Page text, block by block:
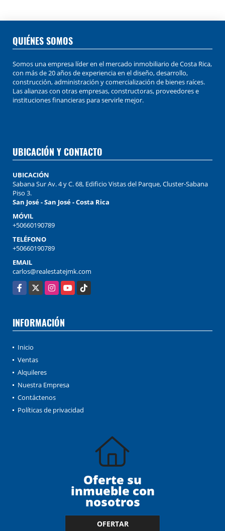
QUIÉNES SOMOS
Somos una empresa líder en el mercado inmobiliario de Costa Rica,
con más de 20 años de experiencia en el diseño, desarrollo,
construcción, administración y comercialización de bienes raíces.
Las alianzas con otras empresas, constructoras, proveedores e
instituciones financieras para servirle mejor.
UBICACIÓN Y CONTACTO
UBICACIÓN
Sabana Sur Av. 4 y C. 68, Edificio Vistas del Parque, Cluster-Sabana
Piso 3.
San José - San José - Costa Rica
MÓVIL
+50660190789
TELÉFONO
+50660190789
EMAIL
carlos@realestatejmk.com
Facebook
X InstagramYouTubeTikTok
INFORMACIÓN
Inicio
Ventas
Alquileres
Nuestra Empresa
Contáctenos
Políticas de privacidad
Oferte su
inmueble con
nosotros
OFERTAR